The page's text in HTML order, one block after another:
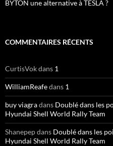
BYTON une alternative à TESLA ?
COMMENTAIRES RÉCENTS
CurtisVokdans 1
WilliamReafedans 1
buy viagradans Doublé dans les
Hyundai Shell World Rally Team
Shanepepdans Doublé dans les
Hyundai Shell World Rally Team